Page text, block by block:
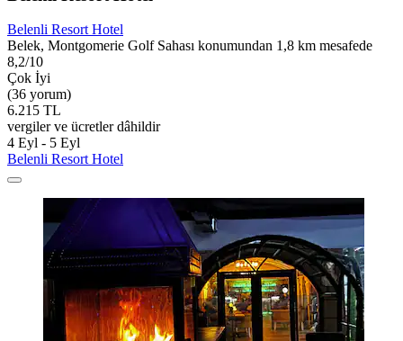
Belenli Resort Hotel
Belek, Montgomerie Golf Sahası konumundan 1,8 km mesafede
8,2/10
Çok İyi
(36 yorum)
6.215 TL
vergiler ve ücretler dâhildir
4 Eyl - 5 Eyl
Belenli Resort Hotel